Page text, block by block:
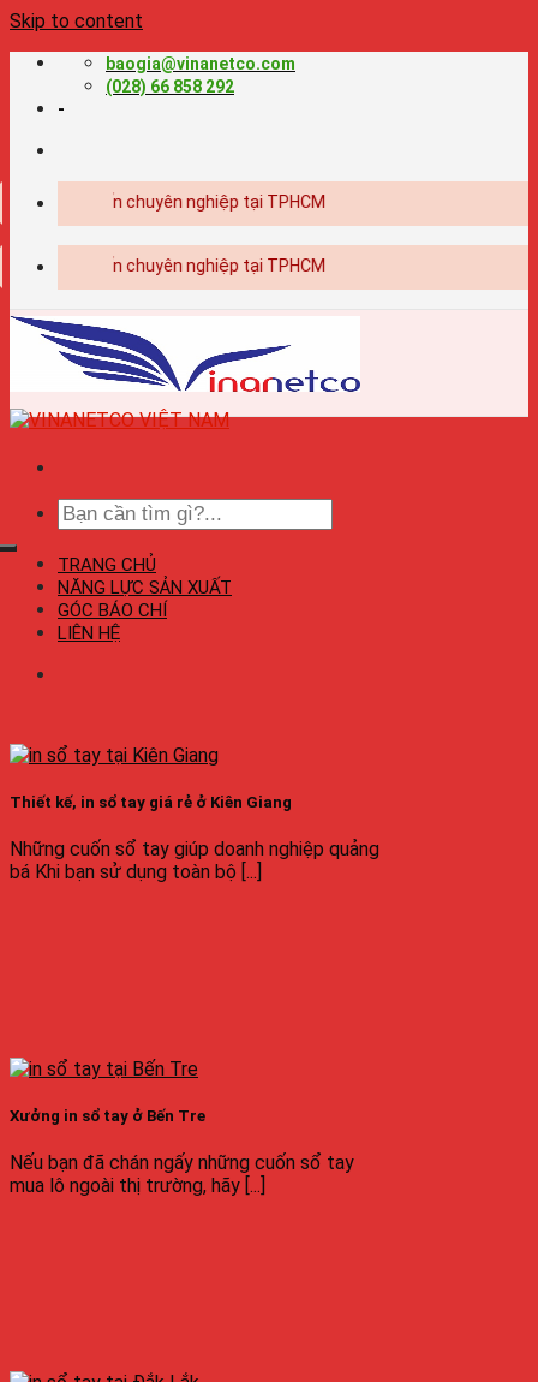
Skip to content
baogia@vinanetco.com
(028) 66 858 292
-
kế - in ấn chuyên nghiệp tại TPHCM
kế - in ấn chuyên nghiệp tại TPHCM
TRANG CHỦ
NĂNG LỰC SẢN XUẤT
GÓC BÁO CHÍ
LIÊN HỆ
Thiết kế, in sổ tay giá rẻ ở Kiên Giang
Những cuốn sổ tay giúp doanh nghiệp quảng
bá Khi bạn sử dụng toàn bộ [...]
Xưởng in sổ tay ở Bến Tre
Nếu bạn đã chán ngấy những cuốn sổ tay
mua lô ngoài thị trường, hãy [...]